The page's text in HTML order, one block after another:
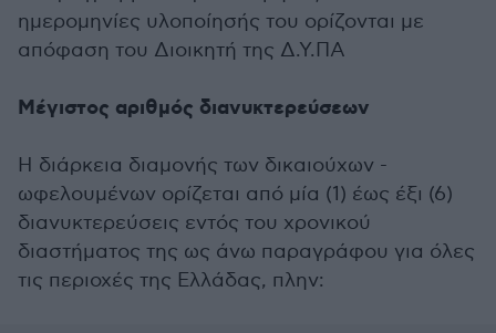
ημερομηνίες υλοποίησής του ορίζονται με
απόφαση του Διοικητή της Δ.Υ.ΠΑ
Μέγιστος αριθμός διανυκτερεύσεων
Η διάρκεια διαμονής των δικαιούχων -
ωφελουμένων ορίζεται από μία (1) έως έξι (6)
διανυκτερεύσεις εντός του χρονικού
διαστήματος της ως άνω παραγράφου για όλες
τις περιοχές της Ελλάδας, πλην: